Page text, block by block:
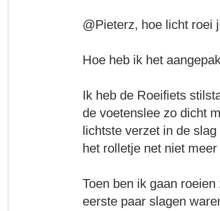
@Pieterz, hoe licht
Hoe heb ik het
Ik heb de Roeifiets
de voetenslee zo dicht
lichtste verzet in de
het rolletje net niet
Toen ben ik gaan
eerste paar slagen